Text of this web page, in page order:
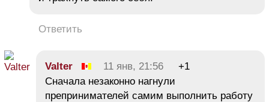
Ответить
Valter 11 янв, 21:56
+1
Сначала незаконно нагнули
препринимателей самим выполнить работу